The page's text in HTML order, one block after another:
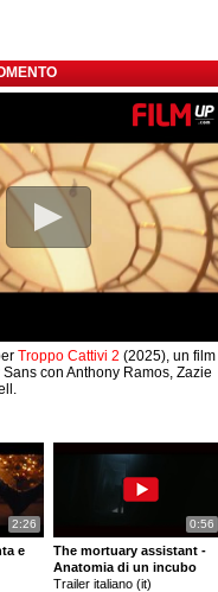
Troppo Cattivi 2 (2025), un film
con Anthony Ramos, Zazie
2:26
e
0:56
The mortuary assistant -
Anatomia di un incubo
Trailer italiano (it)